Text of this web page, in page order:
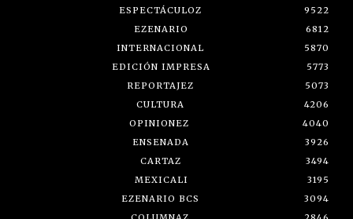
ESPECTÁCULOZ
9522
EZENARIO
6812
INTERNACIONAL
5870
EDICIÓN IMPRESA
5773
REPORTAJEZ
5073
CULTURA
4206
OPINIONEZ
4040
ENSENADA
3926
CARTAZ
3494
MEXICALI
3195
EZENARIO BCS
3094